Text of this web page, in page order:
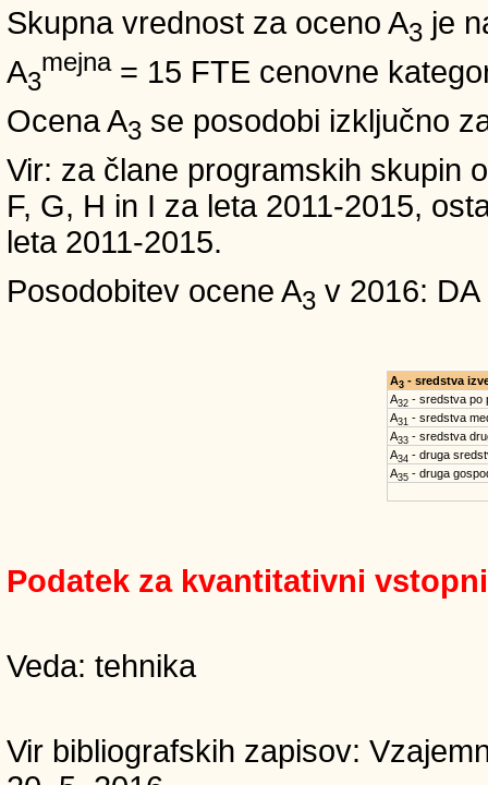
Skupna vrednost za oceno A3 je
A3
mejna= 15 FTE cenovne
Ocena A3 se posodobi izključno
Vir: za člane programskih skupin
F, G, H in I za leta 2011-2015,
leta 2011-2015.
Posodobitev ocene A3 v 2016: DA
A3- sredstva
A32- sredstva po
A31 - sredstva
A33- sredstva
A34 - druga
A35- druga
Podatek za kvantitativni
Veda: tehnika
Vir bibliografskih zapisov: